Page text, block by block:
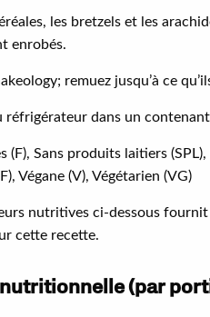
les bretzels et les
enrobés.
remuez jusqu’à ce
réfrigérateur dans un
(F), Sans produits laitiers
Végane (V), Végétarien (VG)
nutritives ci-dessous
cette recette.
(par